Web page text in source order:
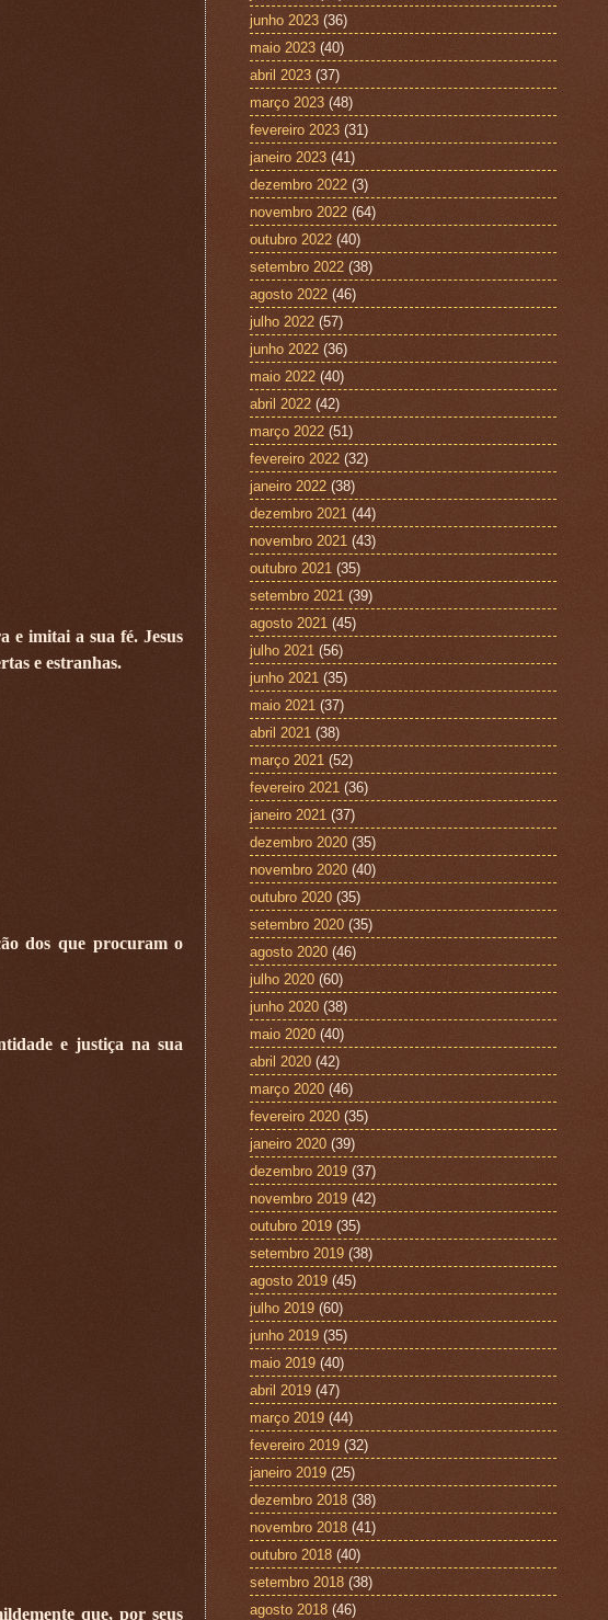
e imitai a sua fé. Jesus
e estranhas.
dos que procuram o
e justiça na sua
que, por seus
junho 2023 (36)
maio 2023 (40)
abril 2023 (37)
março 2023 (48)
fevereiro 2023 (31)
janeiro 2023 (41)
dezembro 2022 (3)
novembro 2022 (64)
outubro 2022 (40)
setembro 2022 (38)
agosto 2022 (46)
julho 2022 (57)
junho 2022 (36)
maio 2022 (40)
abril 2022 (42)
março 2022 (51)
fevereiro 2022 (32)
janeiro 2022 (38)
dezembro 2021 (44)
novembro 2021 (43)
outubro 2021 (35)
setembro 2021 (39)
agosto 2021 (45)
julho 2021 (56)
junho 2021 (35)
maio 2021 (37)
abril 2021 (38)
março 2021 (52)
fevereiro 2021 (36)
janeiro 2021 (37)
dezembro 2020 (35)
novembro 2020 (40)
outubro 2020 (35)
setembro 2020 (35)
agosto 2020 (46)
julho 2020 (60)
junho 2020 (38)
maio 2020 (40)
abril 2020 (42)
março 2020 (46)
fevereiro 2020 (35)
janeiro 2020 (39)
dezembro 2019 (37)
novembro 2019 (42)
outubro 2019 (35)
setembro 2019 (38)
agosto 2019 (45)
julho 2019 (60)
junho 2019 (35)
maio 2019 (40)
abril 2019 (47)
março 2019 (44)
fevereiro 2019 (32)
janeiro 2019 (25)
dezembro 2018 (38)
novembro 2018 (41)
outubro 2018 (40)
setembro 2018 (38)
agosto 2018 (46)